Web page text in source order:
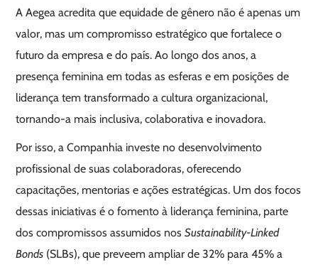
A Aegea acredita que equidade de gênero não é apenas um
valor, mas um compromisso estratégico que fortalece o
futuro da empresa e do país. Ao longo dos anos, a
presença feminina em todas as esferas e em posições de
liderança tem transformado a cultura organizacional,
tornando-a mais inclusiva, colaborativa e inovadora.
Por isso, a Companhia investe no desenvolvimento
profissional de suas colaboradoras, oferecendo
capacitações, mentorias e ações estratégicas. Um dos focos
dessas iniciativas é o fomento à liderança feminina, parte
dos compromissos assumidos nosSustainability-Linked
Bonds (SLBs), que preveem ampliar de 32% para 45% a